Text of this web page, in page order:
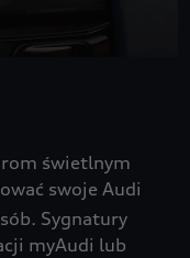
świetlnym
swoje Audi
Sygnatury
myAudi lub